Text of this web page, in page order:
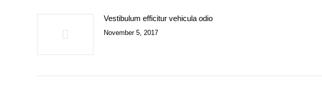
Vestibulum efficitur vehicula odio
November 5, 2017